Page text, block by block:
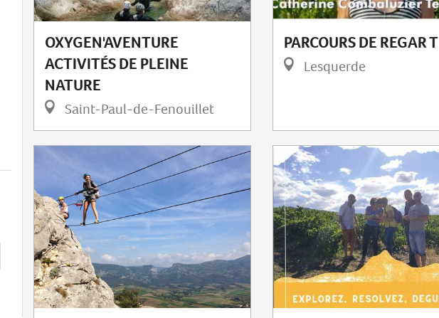
OXYGEN'AVENTURE
ACTIVITÉS DE PLEINE
NATURE
Saint-Paul-de-Fenouillet
PARCOURS DE REGAR T
Lesquerde